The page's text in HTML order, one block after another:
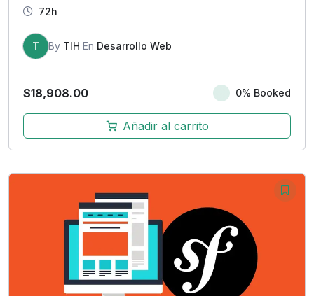
72h
T By TIH En Desarrollo Web
$18,908.00 0% Booked
Añadir al carrito